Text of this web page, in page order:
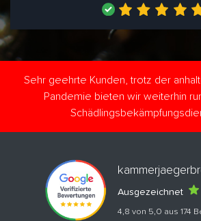
Sehr geehrte Kunden, trotz der
Pandemie bieten wir weiterhin
Ausgezeichnet
4,8 von 5,0 aus 174